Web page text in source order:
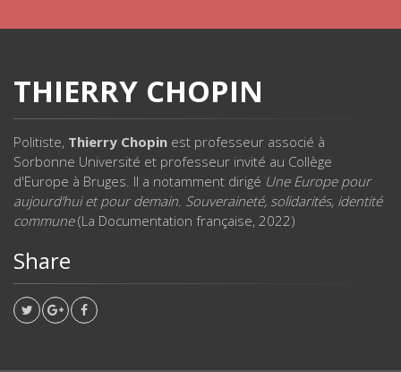
THIERRY CHOPIN
Politiste, Thierry Chopin est professeur associé à
Sorbonne Université et professeur invité au Collège
d'Europe à Bruges. Il a notamment dirigé Une Europe pour
aujourd’hui et pour demain. Souveraineté, solidarités, identité
commune(La Documentation française, 2022)
Share